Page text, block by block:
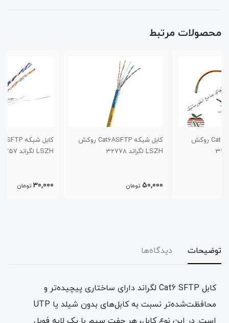
محصولات مرتبط
کابل شبکه Cat6ASFTP روکش
LSZH لگراند 32778
کابل شبکه Cat6SFTP روکش
LSZH لگراند 32757
توضیحات دیدگاه‌ها
کابل Cat6 SFTP لگراند دارای ساختاری پیچیده‌تر و
محافظت‌شده‌تر نسبت به کابل‌های بدون شیلد یا UTP